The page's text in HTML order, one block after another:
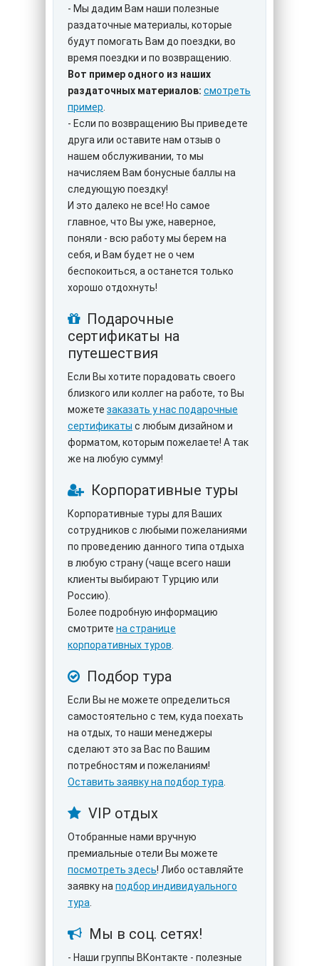
- Мы дадим Вам наши полезные
раздаточные материалы, которые
будут помогать Вам до поездки, во
время поездки и по возвращению.
Вот пример одного из наших
раздаточных материалов: смотреть
пример
- Если по возвращению Вы приведете
друга или оставите нам отзыв о
нашем обслуживании, то мы
начисляем Вам бонусные баллы на
следующую поездку!
И это далеко не все! Но самое
главное, что Вы уже, наверное,
поняли - всю работу мы берем на
себя, и Вам будет не о чем
беспокоиться, а останется только
хорошо отдохнуть!
Подарочные
сертификаты на
путешествия
Если Вы хотите порадовать своего
близкого или коллег на работе, то Вы
можете заказать у нас подарочные
сертификаты с любым дизайном и
форматом, которым пожелаете! А так
же на любую сумму!
Корпоративные туры
Корпоративные туры для Ваших
сотрудников с любыми пожеланиями
по проведению данного типа отдыха
в любую страну (чаще всего наши
клиенты выбирают Турцию или
Россию).
Более подробную информацию
смотрите на странице
корпоративных туров
Подбор тура
Если Вы не можете определиться
самостоятельно с тем, куда поехать
на отдых, то наши менеджеры
сделают это за Вас по Вашим
потребностям и пожеланиям!
Оставить заявку на подбор тура
VIP отдых
Отобранные нами вручную
премиальные отели Вы можете
посмотреть здесь! Либо оставляйте
заявку на подбор индивидуального
тура
Мы в соц. сетях!
- Наши группы ВКонтакте - полезные